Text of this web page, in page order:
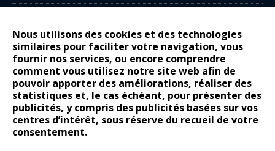
Nous utilisons des cookies et des technologies
similaires pour faciliter votre navigation, vous
fournir nos services, ou encore comprendre
comment vous utilisez notre site web afin de
pouvoir apporter des améliorations, réaliser des
statistiques et, le cas échéant, pour présenter des
publicités, y compris des publicités basées sur vos
centres d’intérêt, sous réserve du recueil de votre
consentement.
14 juillet : nouveau film de marque pour Citroën
Renault Espace : voyage, voyage…
Peugeot E-208 GTi : naissance d’une légende
COMMENTAIRES RÉCENTS
Bernard DardartdansDacia Sandero : pour les gens vrais